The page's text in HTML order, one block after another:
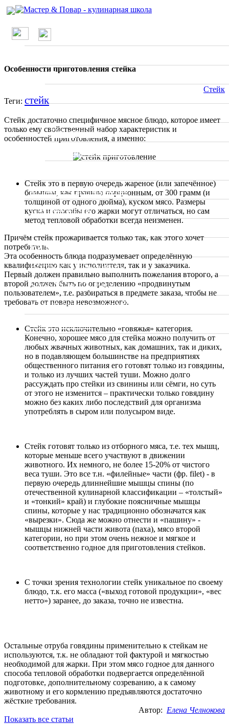
О проекте
Вводные занятия
По странам
Ресторанное меню
Отзывы о ресторанах
Специалисты
Фото
Видео
Вопрос Шеф-повару
Sous Vide. Су Вид
Калькулятор калорий
Мои проекты
Стейк
Особенности приготовления стейка
Стейк
Теги: стейк
Стейк достаточно специфичное мясное блюдо, которое имеет
только ему свойственный набор характеристик и
особенностей приготовления, а именно:
Стейк это в первую очередь жареное (или запечённое)
большим, как правило порционным, от 300 грамм (и
толщиной от одного дюйма), куском мясо. Размеры
куска и способы его жарки могут отличаться, но сам
метод тепловой обработки всегда неизменен.
Причём стейк прожаривается только так, как этого хочет
потребитель.
Эта особенность блюда подразумевает определённую
квалификацию как у исполнителя, так и у заказчика.
Первый должен правильно выполнить пожелания второго, а
второй должен быть по определению «продвинутым
пользователем», т.е. разбираться в предмете заказа, чтобы не
требовать от повара невозможного.
Стейк это исключительно «говяжья» категория.
Конечно, хорошее мясо для стейка можно получить от
любых жвачных животных, как домашних, так и диких,
но в подавляющем большинстве на предприятиях
общественного питания его готовят только из говядины,
и только из лучших частей туши. Можно долго
рассуждать про стейки из свинины или сёмги, но суть
от этого не изменится – практически только говядину
можно без каких либо последствий для организма
употреблять в сыром или полусыром виде.
Стейк готовят только из отборного мяса, т.е. тех мышц,
которые меньше всего участвуют в движении
животного. Их немного, не более 15-20% от чистого
веса туши. Это все т.н. «филейные» части (фр. filet) - в
первую очередь длиннейшие мышцы спины (по
отечественной кулинарной классификации – «толстый»
и «тонкий» край) и глубокие поясничные мышцы
спины, которые у нас традиционно обозначатся как
«вырезки». Сюда же можно отнести и «пашину» -
мышцы нижней части живота (паха), мясо второй
категории, но при этом очень нежное и мягкое и
соответственно годное для приготовления стейков.
С точки зрения технологии стейк уникальное по своему
блюдо, т.к. его масса («выход готовой продукции», «вес
нетто») заранее, до заказа, точно не известна.
Остальные отруба говядины применительно к стейкам не
используются, т.к. не обладают той фактурой и мягкостью
необходимой для жарки. При этом мясо годное для данного
способа тепловой обработки подвергается определённой
подготовке, дополнительному созреванию, а к самому
животному и его кормлению предъявляются достаточно
жёсткие требования.
Автор: Елена Челнокова
Показать все статьи